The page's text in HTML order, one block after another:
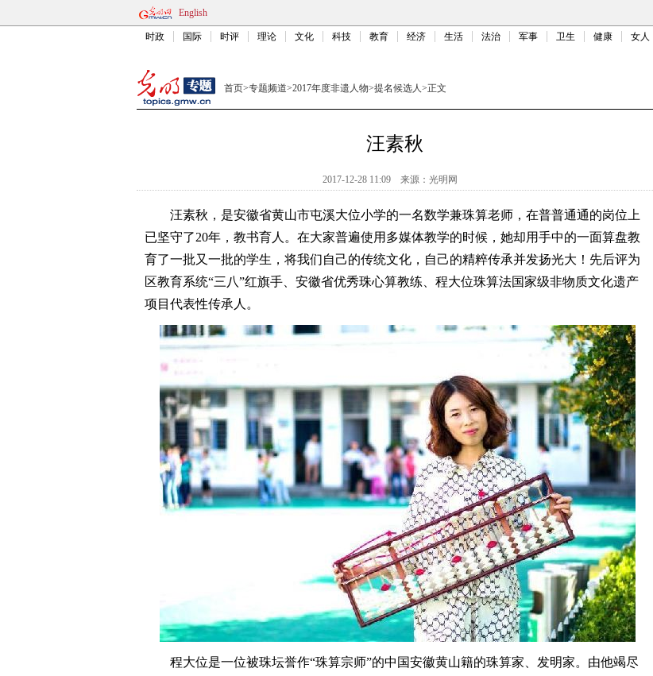
English
时政 国际 时评 理论 文化 科技 教育 经济 生活 法治 军事 卫生 健康 女人
首页>专题频道>2017年度非遗人物>提名候选人>正文
汪素秋
2017-12-28 11:09 来源： 光明网
汪素秋，是安徽省黄山市屯溪大位小学的一名数学兼珠算老师，在普普通通的岗位上
已坚守了20年，教书育人。在大家普遍使用多媒体教学的时候，她却用手中的一面算盘教
育了一批又一批的学生，将我们自己的传统文化，自己的精粹传承并发扬光大！先后评为
区教育系统“三八”红旗手、安徽省优秀珠心算教练、程大位珠算法国家级非物质文化遗产
项目代表性传承人。
程大位是一位被珠坛誉作“珠算宗师”的中国安徽黄山籍的珠算家、发明家。由他竭尽